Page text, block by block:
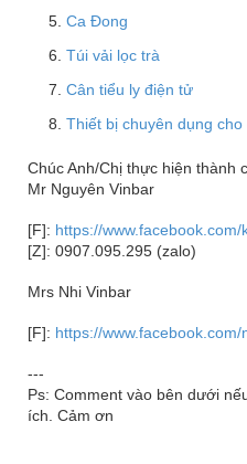
Ca Đong
Túi vải lọc trà
Cân tiểu ly điện tử
Thiết bị chuyên dụng cho
Chúc Anh/Chị thực hiện thành
Mr Nguyên Vinbar
[F]: https://www.facebook.com/
[Z]: 0907.095.295 (zalo)
Mrs Nhi Vinbar
[F]: https://www.facebook.com/
---
Ps: Comment vào bên dưới
ích. Cảm ơn